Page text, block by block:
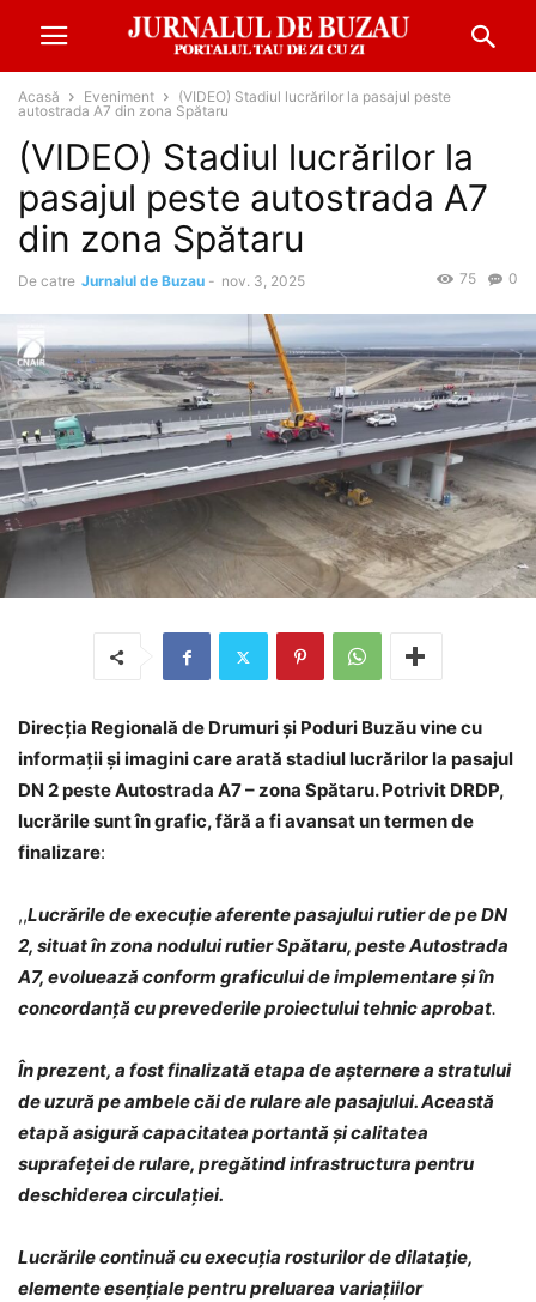
Acasă Eveniment
(VIDEO) Stadiul lucrărilor la pasajul peste
autostrada A7 din zona Spătaru
(VIDEO) Stadiul lucrărilor la
pasajul peste autostrada A7
din zona Spătaru
De catre Jurnalul de Buzau - nov. 3, 2025 0
75
Direcția Regională de Drumuri și Poduri Buzău vine cu
informații și imagini care arată stadiul lucrărilor la pasajul
DN 2 peste Autostrada A7 – zona Spătaru. Potrivit DRDP,
lucrările sunt în grafic, fără a fi avansat un termen de
finalizare:
,,Lucrările de execuție aferente pasajului rutier de pe DN
2, situat în zona nodului rutier Spătaru, peste Autostrada
A7, evoluează conform graficului de implementare și în
concordanță cu prevederile proiectului tehnic aprobat.
În prezent, a fost finalizată etapa de așternere a stratului
de uzură pe ambele căi de rulare ale pasajului. Această
etapă asigură capacitatea portantă și calitatea
suprafeței de rulare, pregătind infrastructura pentru
deschiderea circulației.
Lucrările continuă cu execuția rosturilor de dilatație,
elemente esențiale pentru preluarea variațiilor